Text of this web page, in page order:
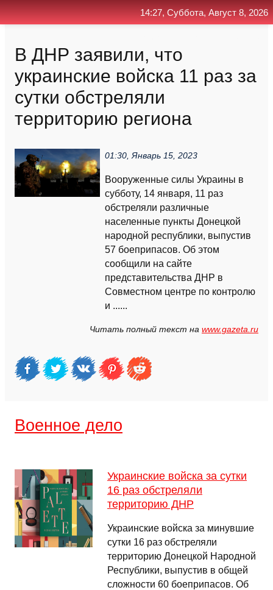
В ДНР заявили, что
украинские войска 11 раз за
сутки обстреляли
территорию региона
01:30, Январь 15, 2023
Вооруженные силы Украины в
субботу, 14 января, 11 раз
обстреляли различные
населенные пункты Донецкой
народной республики, выпустив
57 боеприпасов. Об этом
сообщили на сайте
представительства ДНР в
Совместном центре по контролю
и ......
Читать полный текст на www.gazeta.ru
Военное дело
Украинские войска за сутки
16 раз обстреляли
территорию ДНР
Украинские войска за минувшие
сутки 16 раз обстреляли
территорию Донецкой Народной
Республики, выпустив в общей
сложности 60 боеприпасов. Об
14:27, Суббота, Август 8, 2026